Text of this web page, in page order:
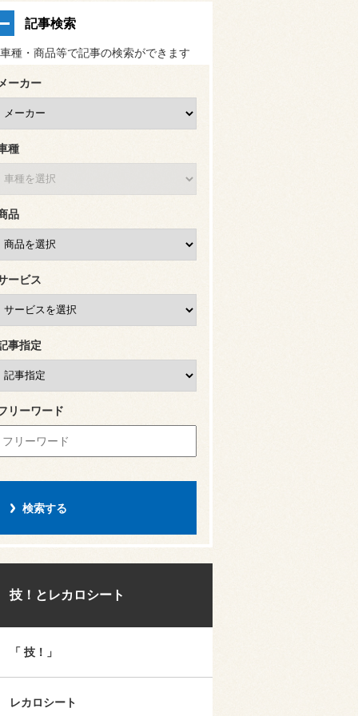
記事検索
種・商品等で記事の検索ができます
ーカー
種
品
ービス
事指定
リーワード
技！とレカロシート
「 技！」
レカロシート